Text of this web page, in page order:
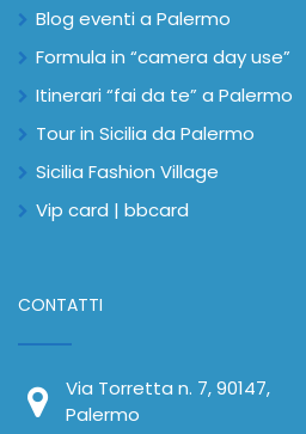
Blog eventi a Palermo
Formula in “camera day use”
Itinerari “fai da te” a Palermo
Tour in Sicilia da Palermo
Sicilia Fashion Village
Vip card | bbcard
CONTATTI
Via Torretta n. 7, 90147,
Palermo